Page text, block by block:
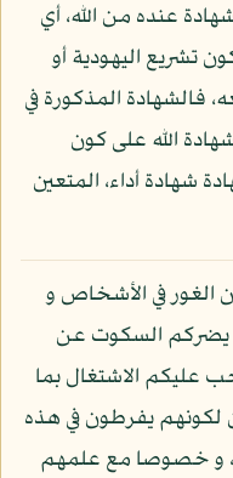
عنده من الله، أي
تشريع اليهودية أو
فالشهادة المذكورة في
الله على كون
شهادة أداء، المتعين
الغور في الأشخاص و
يضركم السكوت عن
عليكم الاشتغال بما
لكونهم يفرطون في هذه
و خصوصا مع علمهم